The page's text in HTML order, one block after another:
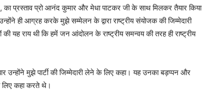
प्रस्ताव प्रो आनंद कुमार और मेधा पाटकर जी के साथ मिलकर तैयार किया
ही आग्रह करके मुझे सम्मेलन के द्वारा राष्ट्रीय संयोजक की जिम्मेदारी
की यह राय थी कि हमें जन आंदोलन के राष्ट्रीय समन्वय की तरह ही राष्ट्रीय
उन्होंने मुझे पार्टी की जिम्मेदारी लेने के लिए कहा। यह उनका बड़प्पन और
लिए कहा करते थे।